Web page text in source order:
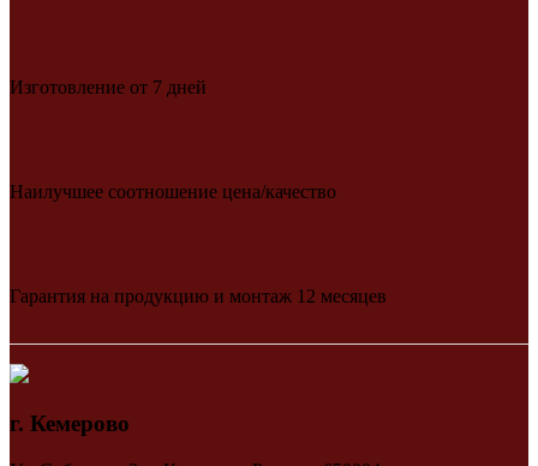
Изготовление от 7 дней
Наилучшее соотношение цена/качество
Гарантия на продукцию и монтаж 12 месяцев
г. Кемерово